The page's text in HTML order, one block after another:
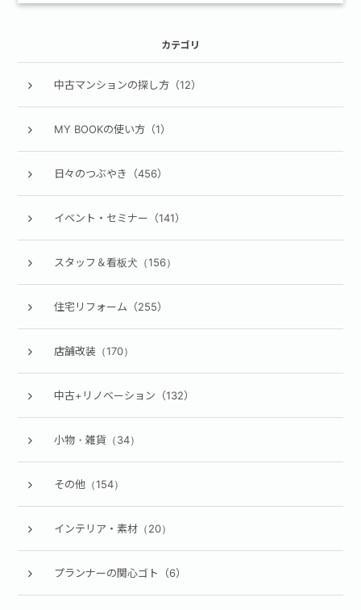
カテゴリ
中古マンションの探し方（12）
MY BOOKの使い方（1）
日々のつぶやき（456）
イベント・セミナー（141）
スタッフ＆看板犬（156）
住宅リフォーム（255）
店舗改装（170）
中古+リノベーション（132）
小物・雑貨（34）
その他（154）
インテリア・素材（20）
プランナーの関心ゴト（6）